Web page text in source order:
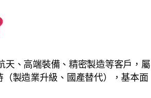
天、高端裝備、精密製造等客戶，屬
製造業升級、國產替代），基本面